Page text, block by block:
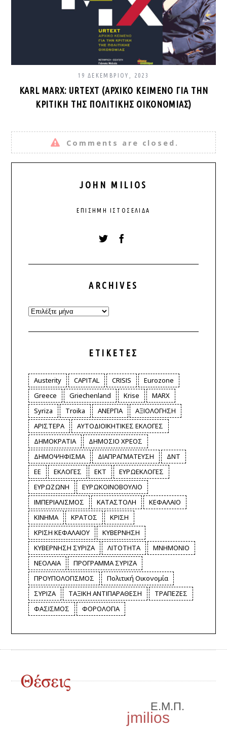
19 ΔΕΚΕΜΒΡΊΟΥ, 2023
KARL MARX: URTEXT (ΑΡΧΙΚΌ ΚΕΊΜΕΝΟ ΓΙΑ ΤΗΝ
ΚΡΙΤΙΚΉ ΤΗΣ ΠΟΛΙΤΙΚΉΣ ΟΙΚΟΝΟΜΊΑΣ)
Comments are closed.
JOHN MILIOS
ΕΠΊΣΗΜΗ ΙΣΤΟΣΕΛΊΔΑ
ARCHIVES
Archives
ΕΤΙΚΈΤΕΣ
Austerity CAPITAL CRISIS
Eurozone
Greece
Griechenland Krise
MARX
Syriza
Troika ΑΝΕΡΓΙΑ
ΑΞΙΟΛΟΓΗΣΗ
ΑΡΙΣΤΕΡΑ
ΑΥΤΟΔΙΟΙΚΗΤΙΚΕΣ ΕΚΛΟΓΕΣ
ΔΗΜΟΚΡΑΤΙΑ
ΔΗΜΟΣΙΟ ΧΡΕΟΣ
ΔΗΜΟΨΗΦΙΣΜΑ
ΔΙΑΠΡΑΓΜΑΤΕΥΣΗ
ΔΝΤ
ΕΕ
ΕΚΛΟΓΕΣ ΕΚΤ
ΕΥΡΩΕΚΛΟΓΕΣ
ΕΥΡΩΖΩΝΗ
ΕΥΡΩΚΟΙΝΟΒΟΥΛΙΟ
ΙΜΠΕΡΙΑΛΙΣΜΟΣ
ΚΑΤΑΣΤΟΛΗ
ΚΕΦΑΛΑΙΟ
ΚΙΝΗΜΑ
ΚΡΑΤΟΣ
ΚΡΙΣΗ
ΚΡΙΣΗ ΚΕΦΑΛΑΙΟΥ
ΚΥΒΕΡΝΗΣΗ
ΚΥΒΕΡΝΗΣΗ ΣΥΡΙΖΑ
ΛΙΤΟΤΗΤΑ
ΜΝΗΜΟΝΙΟ
ΝΕΟΛΑΙΑ
ΠΡΟΓΡΑΜΜΑ ΣΥΡΙΖΑ
ΠΡΟΥΠΟΛΟΓΙΣΜΟΣ
Πολιτική Οικονομία
ΣΥΡΙΖΑ
ΤΑΞΙΚΗ ΑΝΤΙΠΑΡΑΘΕΣΗ
ΤΡΑΠΕΖΕΣ
ΦΑΣΙΣΜΟΣ
ΦΟΡΟΛΟΓΙΑ